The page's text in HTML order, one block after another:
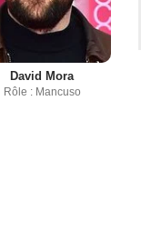
David Mora
Rôle : Mancuso